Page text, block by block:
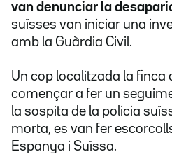
van denunciar la
suïsses van iniciar una
amb la Guàrdia Civil.
Un cop localitzada la finca
començar a fer un
la sospita de la policia
morta, es van fer
Espanya i Suïssa.